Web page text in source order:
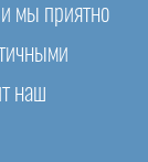
мы приятно
наш